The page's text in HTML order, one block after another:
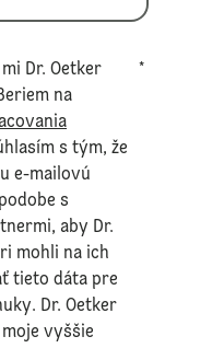
Dr. Oetker
na
s tým, že
e-mailovú
s
aby Dr.
mohli na ich
tieto dáta pre
Dr. Oetker
vyššie
*